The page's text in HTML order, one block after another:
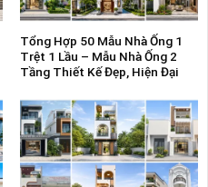
Tổng Hợp 50 Mẫu Nhà Ống 1
Trệt 1 Lầu – Mẫu Nhà Ống 2
Tầng Thiết Kế Đẹp, Hiện Đại